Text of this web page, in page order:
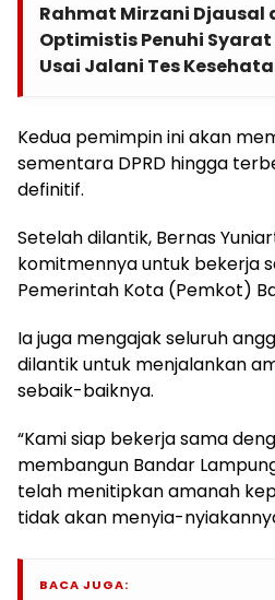
Rahmat Mirzani Djausal
Optimistis Penuhi
Usai Jalani Tes
Kedua pemimpin ini akan
sementara DPRD hingga
definitif.
Setelah dilantik, Bernas
komitmennya untuk bekerja
Pemerintah Kota (Pemkot)
Ia juga mengajak seluruh
dilantik untuk menjalankan
sebaik-baiknya.
“Kami siap bekerja sama
membangun Bandar
telah menitipkan amanah
tidak akan menyia-
BACA JUGA: